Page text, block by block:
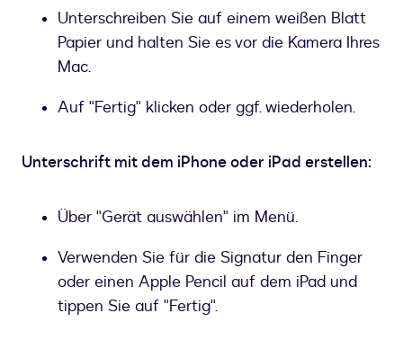
Unterschreiben Sie auf einem weißen Blatt
Papier und halten Sie es vor die Kamera Ihres
Mac.
Auf "Fertig" klicken oder ggf. wiederholen.
Unterschrift mit dem iPhone oder iPad erstellen:
Über "Gerät auswählen" im Menü.
Verwenden Sie für die Signatur den Finger
oder einen Apple Pencil auf dem iPad und
tippen Sie auf "Fertig".